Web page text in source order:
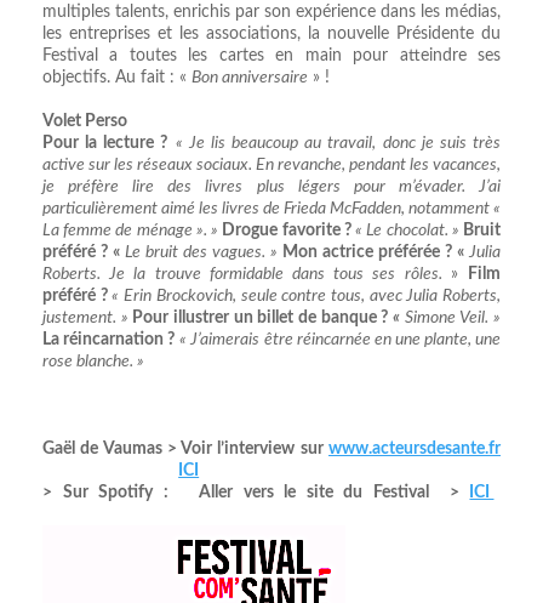
multiples talents, enrichis par son expérience dans les médias,
les entreprises et les associations, la nouvelle Présidente du
Festival a toutes les cartes en main pour atteindre ses
objectifs. Au fait : « Bon anniversaire » !
Volet Perso
Pour la lecture ? « Je lis beaucoup au travail, donc je suis très
active sur les réseaux sociaux. En revanche, pendant les vacances,
je préfère lire des livres plus légers pour m’évader. J’ai
particulièrement aimé les livres de Frieda McFadden, notamment «
La femme de ménage ». » Drogue favorite ?« Le chocolat. » Bruit
préféré ? « Le bruit des vagues. » Mon actrice préférée ? « Julia
Roberts. Je la trouve formidable dans tous ses rôles. »
Film
préféré ?« Erin Brockovich, seule contre tous, avec Julia Roberts,
justement. » Pour illustrer un billet de banque ?« Simone Veil. »
La réincarnation ? « J’aimerais être réincarnée en une plante, une
rose blanche. »
Gaël de Vaumas > Voir l’interview sur www.acteursdesante.fr
> Sur Spotify :
ICI
Aller vers le site du Festival >
ICI